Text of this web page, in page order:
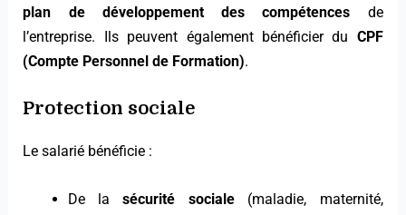
plan de développement des compétences de
l’entreprise. Ils peuvent également bénéficier du CPF
(Compte Personnel de Formation).
Protection sociale
Le salarié bénéficie :
De lasécurité sociale(maladie, maternité,